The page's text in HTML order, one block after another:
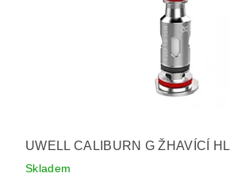
UWELL CALIBURN G ŽHAVÍCÍ
Skladem